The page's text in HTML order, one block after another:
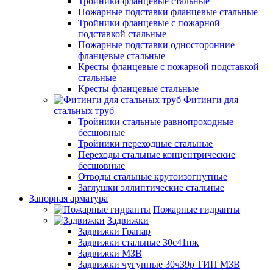
Пожарные подставки фланцевые стальные
Тройники фланцевые с пожарной
подставкой стальные
Пожарные подставки односторонние
фланцевые стальные
Кресты фланцевые с пожарной подставкой
стальные
Кресты фланцевые стальные
Фитинги для
стальных труб
Тройники стальные равнопроходные
бесшовные
Тройники переходные стальные
Переходы стальные концентрические
бесшовные
Отводы стальные крутоизогнутные
Заглушки эллиптические стальные
Запорная арматура
Пожарные гидранты
Задвижки
Задвижки Гранар
Задвижки стальные 30с41нж
Задвижки МЗВ
Задвижки чугунные 30ч39р ТИП МЗВ